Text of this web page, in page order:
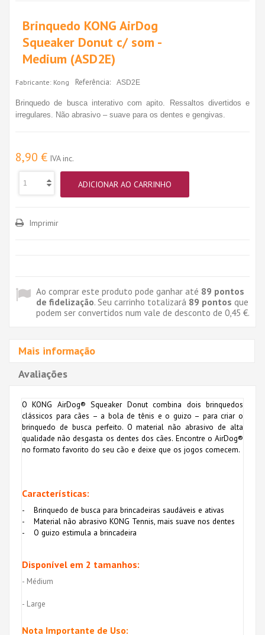
Brinquedo KONG AirDog
Squeaker Donut c/ som -
Medium (ASD2E)
Fabricante: Kong Referência: ASD2E
Brinquedo de busca interativo com apito. Ressaltos divertidos e
irregulares. Não abrasivo – suave para os dentes e gengivas.
8,90 € IVA inc.
ADICIONAR AO CARRINHO
Imprimir
Ao comprar este produto pode ganhar até 89 pontos
de fidelização. Seu carrinho totalizará 89 pontos que
podem ser convertidos num vale de desconto de 0,45 €.
Mais informação
Avaliações
O KONG AirDog® Squeaker Donut combina dois brinquedos
clássicos para cães – a bola de tênis e o guizo – para criar o
brinquedo de busca perfeito. O material não abrasivo de alta
qualidade não desgasta os dentes dos cães. Encontre o AirDog®
no formato favorito do seu cão e deixe que os jogos comecem.
Características:
- Brinquedo de busca para brincadeiras saudáveis e ativas
- Material não abrasivo KONG Tennis, mais suave nos dentes
- O guizo estimula a brincadeira
Disponível em 2 tamanhos:
- Médium
- Large
Nota Importante de Uso: